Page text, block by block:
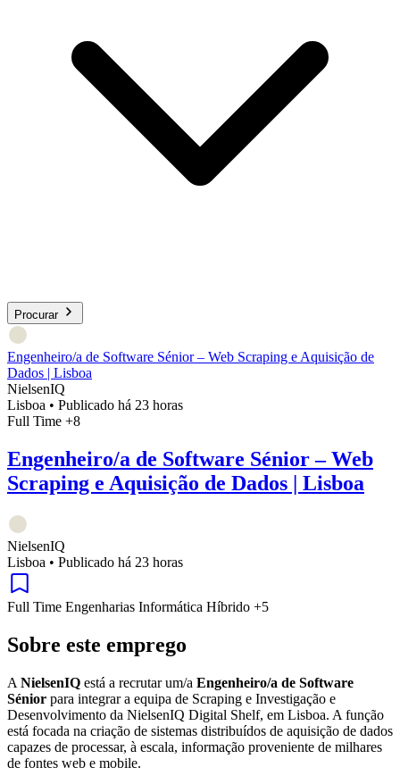
Procurar
Engenheiro/a de Software Sénior – Web Scraping e Aquisição de
Dados | Lisboa
NielsenIQ
Lisboa • Publicado há 23 horas
Full Time +8
Engenheiro/a de Software Sénior – Web
Scraping e Aquisição de Dados | Lisboa
NielsenIQ
Lisboa • Publicado há 23 horas
Full Time Engenharias Informática Híbrido +5
Sobre este emprego
A NielsenIQ está a recrutar um/a Engenheiro/a de Software
Sénior para integrar a equipa de Scraping e Investigação e
Desenvolvimento da NielsenIQ Digital Shelf, em Lisboa. A função
está focada na criação de sistemas distribuídos de aquisição de dados
capazes de processar, à escala, informação proveniente de milhares
de fontes web e mobile.